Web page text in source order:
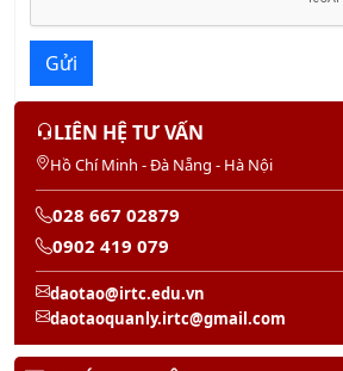
Gửi
LIÊN HỆ TƯ VẤN
Hồ Chí Minh - Đà Nẵng - Hà Nội
028 667 02879
0902 419 079
daotao@irtc.edu.vn
daotaoquanly.irtc@gmail.com